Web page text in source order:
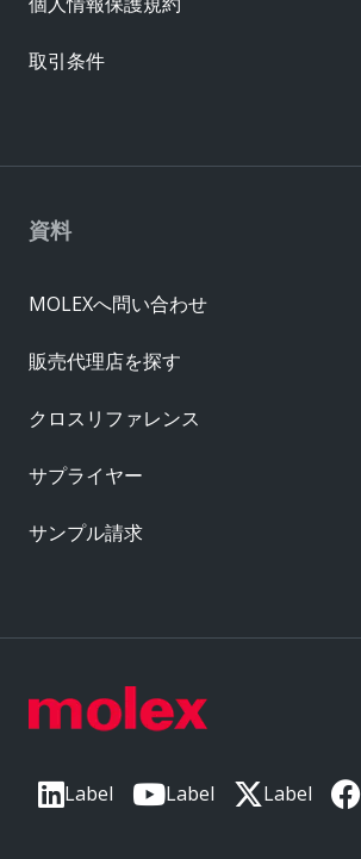
Label Label Label
資料
MOLEXへ問い合わせ
販売代理店を探す
クロスリファレンス
サプライヤー
サンプル請求
取引条件